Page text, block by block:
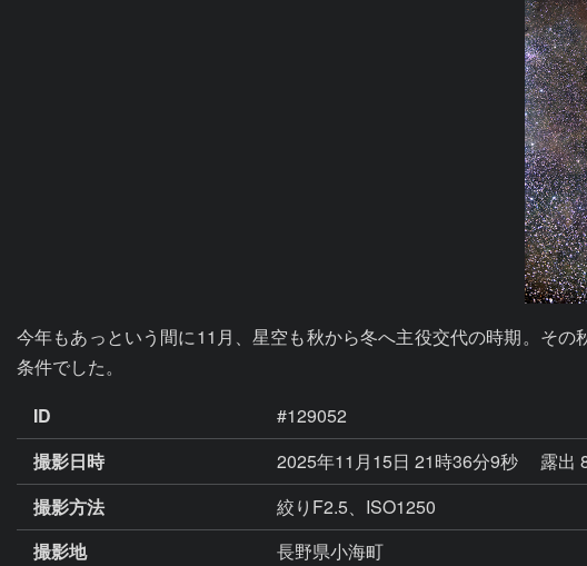
今年もあっという間に11月、星空も秋から冬へ主役交代の時期。そ
条件でした。
ID
#129052
撮影日時
2025年11月15日 21時36分9秒
露出
撮影方法
絞りF2.5、ISO1250
撮影地
長野県小海町